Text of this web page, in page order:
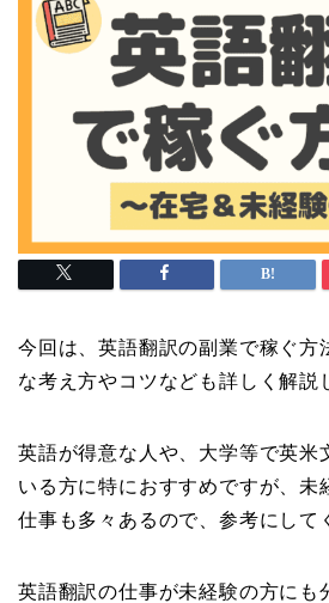
今回は、英語翻訳の副業で稼ぐ方
な考え方やコツなども詳しく解説
英語が得意な人や、大学等で英米
いる方に特におすすめですが、未
仕事も多々あるので、参考にして
英語翻訳の仕事が未経験の方にも